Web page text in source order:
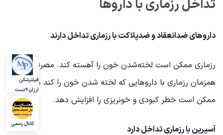
تداخل رزماری با داروها
داروهای ضدانعقاد و ضدپلاکت با رزماری تداخل دارند
رزماری ممکن است لخته‌شدن خون را آهسته کند. مصرف
همزمان رزماری با داروهایی که لخته شدن خون را کند می‌کنند،
ممکن است خطر کبودی و خونریزی را افزایش دهد.
آسپرین با رزماری تداخل دارد
فیلترشکن
ارزان+تست
کانال رسمی